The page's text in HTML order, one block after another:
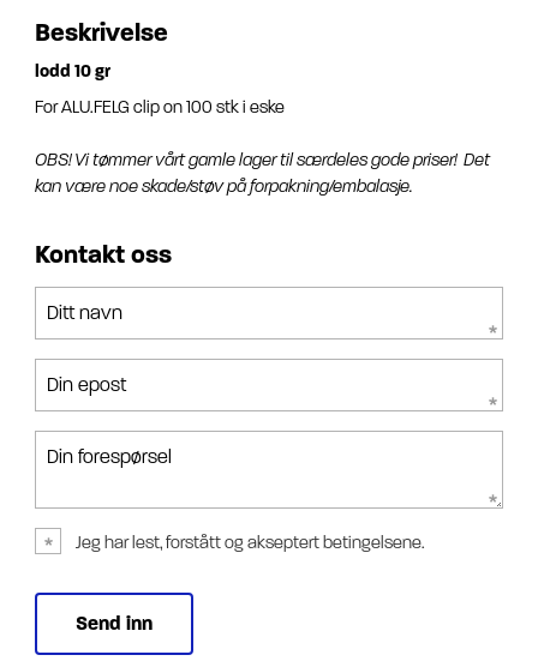
Beskrivelse
lodd 10 gr
For ALU.FELG clip on 100 stk i eske
OBS! Vi tømmer vårt gamle lager til særdeles gode priser! Det
kan være noe skade/støv på forpakning/embalasje.
Kontakt oss
Ditt navn
Din epost
Din forespørsel
Jeg har lest, forstått og akseptert betingelsene.